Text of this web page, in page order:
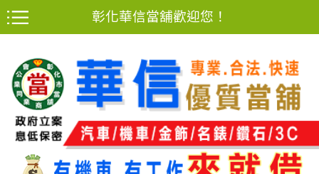
彰化華信當舖歡迎您！